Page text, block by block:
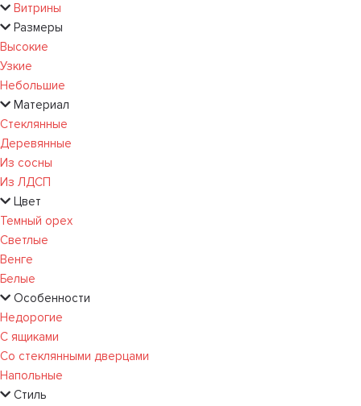
Витрины
Размеры
Высокие
Узкие
Небольшие
Материал
Стеклянные
Деревянные
Из сосны
Из ЛДСП
Цвет
Темный орех
Светлые
Венге
Белые
Особенности
Недорогие
С ящиками
Со стеклянными дверцами
Напольные
Стиль